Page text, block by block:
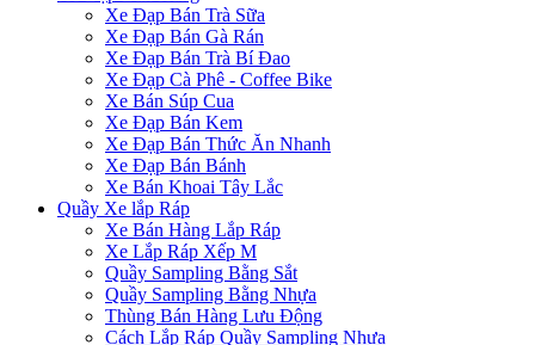
Xe Đạp Bán Trà Sữa
Xe Đạp Bán Gà Rán
Xe Đạp Bán Trà Bí Đao
Xe Đạp Cà Phê - Coffee Bike
Xe Bán Súp Cua
Xe Đạp Bán Kem
Xe Đạp Bán Thức Ăn Nhanh
Xe Đạp Bán Bánh
Xe Bán Khoai Tây Lắc
Quầy Xe lắp Ráp
Xe Bán Hàng Lắp Ráp
Xe Lắp Ráp Xếp M
Quầy Sampling Bằng Sắt
Quầy Sampling Bằng Nhựa
Thùng Bán Hàng Lưu Động
Cách Lắp Ráp Quầy Sampling Nhựa